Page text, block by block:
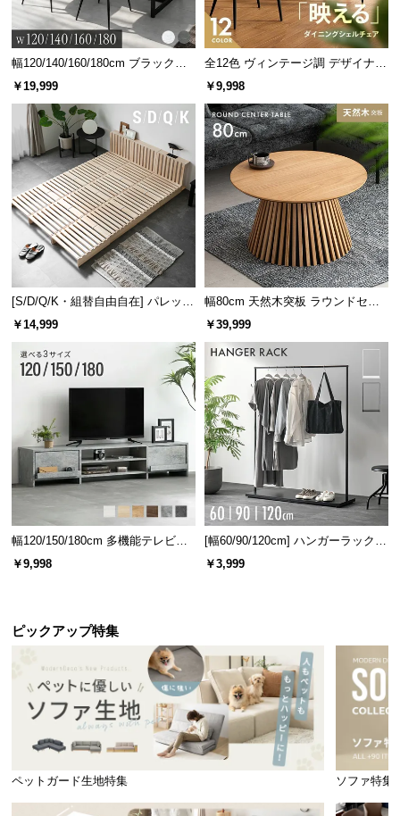
情
o.,
ネクタイやスカーフを掛けるのに最適な小物掛けと、キャミソール
などを掛けられる紐用フックも付いています。
弾性のある壊れにくいフレーム
フレームはしなりがあって折れにくい仕様。弾性があり壊れにく
く、耐久性に優れています。
20本セットでまとめて入れ替え
お持ちの不揃い・経年劣化したハンガーを一度に入れ替えできる20
本セット。見栄えも統一感がでて綺麗に整います。
セット本数 20本
幅120/140/160/180cm ブラックフ
レーム ダイニング 大理石調 4人掛
￥19,999
全12色 ヴィンテージ調 デザイナー
ズシェルチェア
￥9,998
[S/D/Q/K・組替自由自在] パレット
ベッド 8/12/16枚セット
￥14,999
幅80cm 天然木突板 ラウンドセン
ターテーブル 美しい格子デザイン
￥39,999
幅120/150/180cm 多機能テレビボ
ード 木目/石目調 オープン収納・
￥9,998
[幅60/90/120cm] ハンガーラック
スチール 4段階高さ調節 サイドフ
￥3,999
ピックアップ特集
ペットガード生地特集 ソファ特集